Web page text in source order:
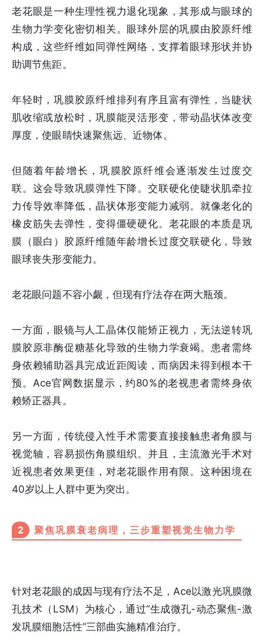
老花眼是一种生理性视力退化现象，其形成与眼球的
生物力学变化密切相关。眼球外层的巩膜由胶原纤维
构成，这些纤维如同弹性网络，支撑着眼球形状并协
助调节焦距。
年轻时，巩膜胶原纤维排列有序且富有弹性，当睫状
肌收缩或放松时，巩膜能灵活形变，带动晶状体改变
厚度，使眼睛快速聚焦远、近物体。
但随着年龄增长，巩膜胶原纤维会逐渐发生过度交
联。这会导致巩膜弹性下降。交联硬化使睫状肌牵拉
力传导效率降低，晶状体形变能力减弱。就像老化的
橡皮筋失去弹性，变得僵硬硬化。老花眼的本质是巩
膜（眼白）胶原纤维随年龄增长过度交联硬化，导致
眼球丧失形变能力。
老花眼问题不容小觑，但现有疗法存在两大瓶颈。
一方面，眼镜与人工晶体仅能矫正视力，无法逆转巩
膜胶原非酶促糖基化导致的生物力学衰竭。患者需终
身依赖辅助器具完成近距阅读，而病因未得到根本干
预。Ace官网数据显示，约80%的老视患者需终身依
赖矫正器具。
另一方面，传统侵入性手术需要直接接触患者角膜与
视觉轴，容易损伤角膜组织。并且，主流激光手术对
近视患者效果更佳，对老花眼作用有限。这种困境在
40岁以上人群中更为突出。
2 聚焦巩膜衰老病理，三步重塑视觉生物力学
针对老花眼的成因与现有疗法不足，Ace以激光巩膜微
孔技术（LSM）为核心，通过“生成微孔-动态聚焦-激
发巩膜细胞活性”三部曲实施精准治疗。